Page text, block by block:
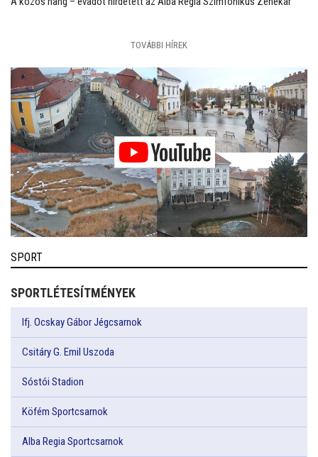
TOVÁBBI HÍREK
SPORT
SPORTLÉTESÍTMÉNYEK
Ifj. Ocskay Gábor Jégcsarnok
Csitáry G. Emil Uszoda
Sóstói Stadion
Köfém Sportcsarnok
Alba Regia Sportcsarnok